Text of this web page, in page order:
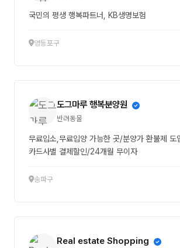
국민의 평생 행복파트너, KB생명보험
영등포구
도그마루 행복분양원
반려동물
무료입소,무료입양 가능한 곳/분양가 환불제
카드사별 결제할인/24개월 무이자
송파구
Real estate Shopping